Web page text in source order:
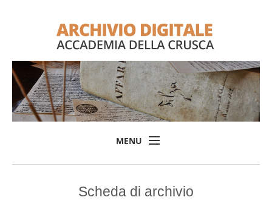
MENU
Scheda di archivio